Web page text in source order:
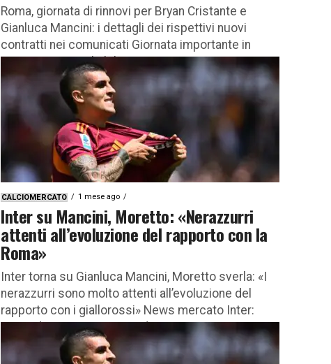
Roma, giornata di rinnovi per Bryan Cristante e
Gianluca Mancini: i dettagli dei rispettivi nuovi
contratti nei comunicati Giornata importante in
casa Roma, con il club...
CALCIOMERCATO 1 mese ago
Inter su Mancini, Moretto: «Nerazzurri
attenti all’evoluzione del rapporto con la
Roma»
Inter torna su Gianluca Mancini, Moretto sverla: «I
nerazzurri sono molto attenti all’evoluzione del
rapporto con i giallorossi» News mercato Inter:
secondo quanto riportato da Matteo...